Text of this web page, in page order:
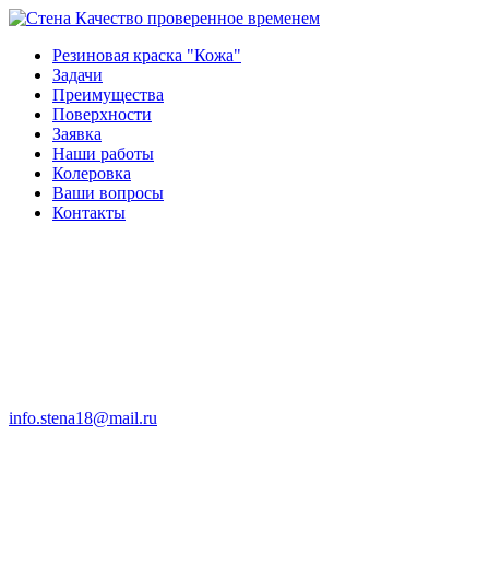
Качество проверенное временем
Резиновая краска "Кожа"
Задачи
Преимущества
Поверхности
Заявка
Наши работы
Колеровка
Ваши вопросы
Контакты
info.stena18@mail.ru